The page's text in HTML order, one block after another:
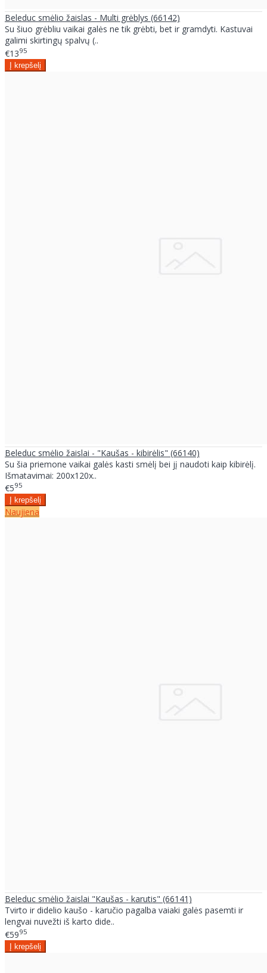
Beleduc smėlio žaislas - Multi grėblys (66142)
Su šiuo grėbliu vaikai galės ne tik grėbti, bet ir gramdyti. Kastuvai
galimi skirtingų spalvų (..
€1395
Beleduc smėlio žaislai - "Kaušas - kibirėlis" (66140)
Su šia priemone vaikai galės kasti smėlį bei jį naudoti kaip kibirėlį.
Išmatavimai: 200x120x..
€595
Naujiena
Beleduc smėlio žaislai "Kaušas - karutis" (66141)
Tvirto ir didelio kaušo - karučio pagalba vaiaki galės pasemti ir
lengvai nuvežti iš karto dide..
€5995